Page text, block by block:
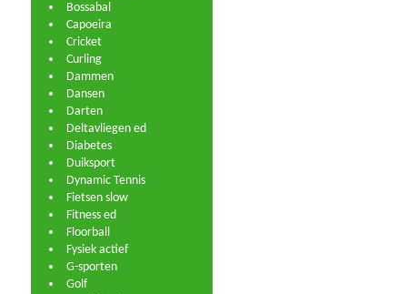
Bossabal
Capoeira
Cricket
Curling
Dammen
Dansen
Darten
Deltavliegen ed
Diabetes
Duiksport
Dynamic Tennis
Fietsen slow
Fitness ed
Floorball
Fysiek actief
G-sporten
Golf